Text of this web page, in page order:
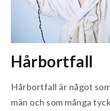
Hårbortfall
Hårbortfall är något
män och som många